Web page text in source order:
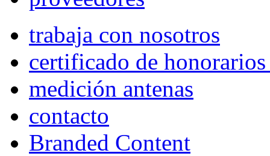
trabaja con nosotros
certificado de
medición antenas
contacto
Branded Content